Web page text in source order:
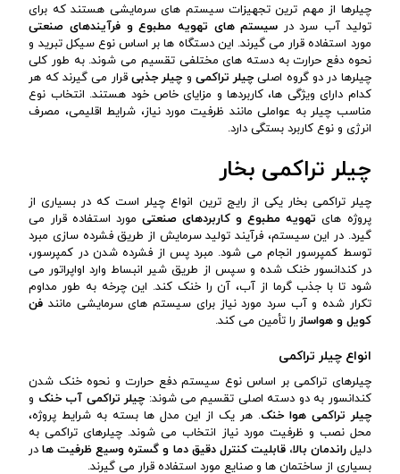
چیلرها از مهم ترین تجهیزات سیستم های سرمایشی هستند که برای
تولید آب سرد در سیستم های تهویه مطبوع و فرآیندهای صنعتی
مورد استفاده قرار می گیرند. این دستگاه ها بر اساس نوع سیکل تبرید و
نحوه دفع حرارت به دسته های مختلفی تقسیم می شوند. به طور کلی
چیلرها در دو گروه اصلی چیلر تراکمی و چیلر جذبی قرار می گیرند که هر
کدام دارای ویژگی ها، کاربردها و مزایای خاص خود هستند. انتخاب نوع
مناسب چیلر به عواملی مانند ظرفیت مورد نیاز، شرایط اقلیمی، مصرف
انرژی و نوع کاربرد بستگی دارد.
چیلر تراکمی بخار
چیلر تراکمی بخار یکی از رایج ترین انواع چیلر است که در بسیاری از
پروژه های تهویه مطبوع و کاربردهای صنعتی مورد استفاده قرار می
گیرد. در این سیستم، فرآیند تولید سرمایش از طریق فشرده سازی مبرد
توسط کمپرسور انجام می شود. مبرد پس از فشرده شدن در کمپرسور،
در کندانسور خنک شده و سپس از طریق شیر انبساط وارد اواپراتور می
شود تا با جذب گرما از آب، آن را خنک کند. این چرخه به طور مداوم
تکرار شده و آب سرد مورد نیاز برای سیستم های سرمایشی مانند فن
کویل و هواساز را تأمین می کند.
انواع چیلر تراکمی
چیلرهای تراکمی بر اساس نوع سیستم دفع حرارت و نحوه خنک شدن
کندانسور به دو دسته اصلی تقسیم می شوند: چیلر تراکمی آب خنک و
چیلر تراکمی هوا خنک. هر یک از این مدل ها بسته به شرایط پروژه،
محل نصب و ظرفیت مورد نیاز انتخاب می شوند. چیلرهای تراکمی به
دلیلراندمان بالا، قابلیت کنترل دقیق دما و گستره وسیع ظرفیت هادر
بسیاری از ساختمان ها و صنایع مورد استفاده قرار می گیرند.